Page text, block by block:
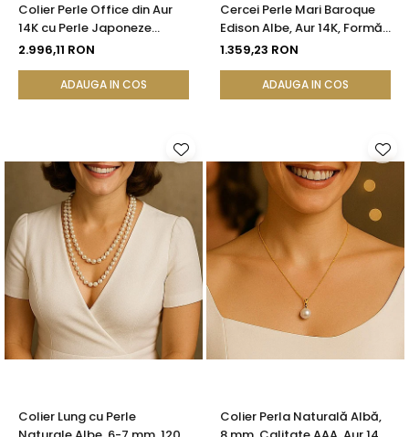
Colier Perle Office din Aur
14K cu Perle Japoneze
Akoya 5,5 mm și Bile de Aur |
2.996,11 RON
ADAUGA IN COS
Cercei Perle Mari Baroque
Edison Albe, Aur 14K, Formă
Organică | KASKADDA®
1.359,23 RON
ADAUGA IN COS
Colier Lung cu Perle
Colier Perla Naturală Albă,